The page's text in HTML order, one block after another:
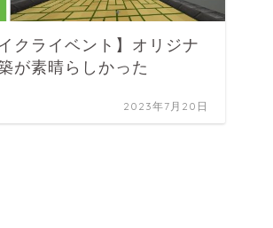
クライベント】オリジナ
が素晴らしかった
2023年7月20日